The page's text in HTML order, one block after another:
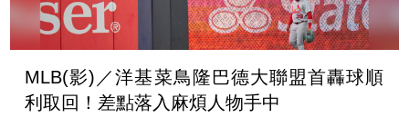
MLB(影)／洋基菜鳥隆巴德大聯盟首轟球順
利取回！差點落入麻煩人物手中